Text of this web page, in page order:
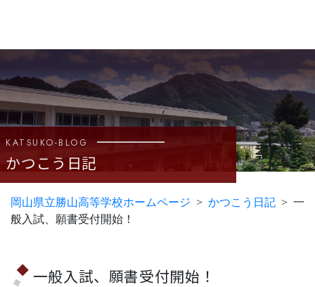
岡山県立勝山高等学校ホームページ かつこう日記
一
般入試、願書受付開始！
KATSUKO-BLOG
かつこう日記
一般入試、願書受付開始！